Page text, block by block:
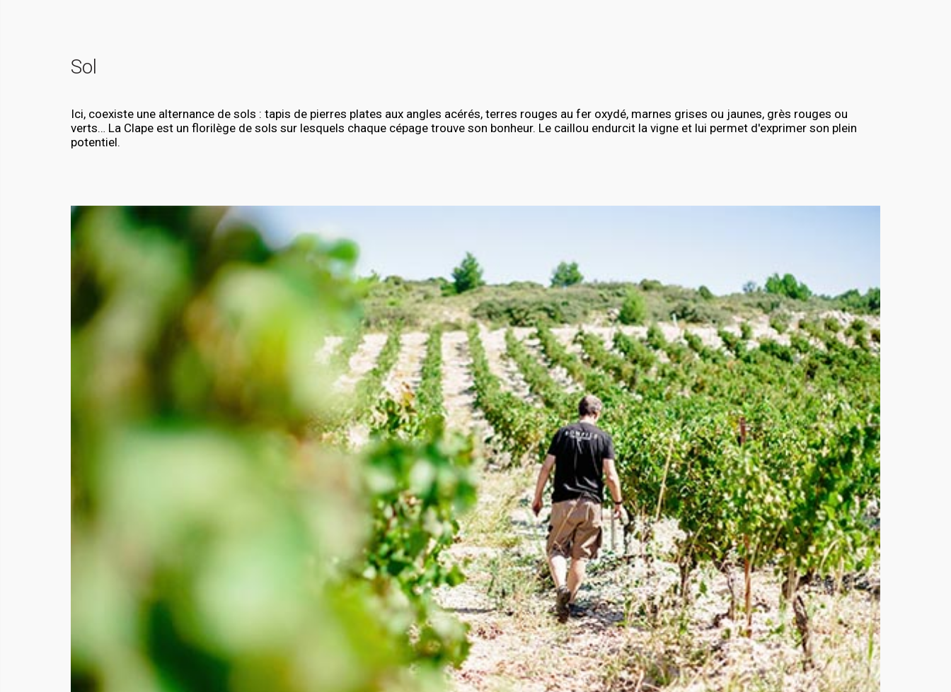
Sol
Ici, coexiste une alternance de sols : tapis de pierres plates aux angles acérés, terres rouges au fer oxydé, marnes grises ou jaunes, grès rouges ou
verts… La Clape est un florilège de sols sur lesquels chaque cépage trouve son bonheur. Le caillou endurcit la vigne et lui permet d'exprimer son plein
potentiel.